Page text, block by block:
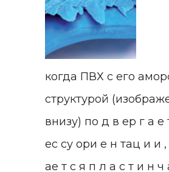
когда ПВХ с его
структурой
внизу) по д в ер г а е
ес су ори е н тац и и
ае т с я п л а с т и н ч